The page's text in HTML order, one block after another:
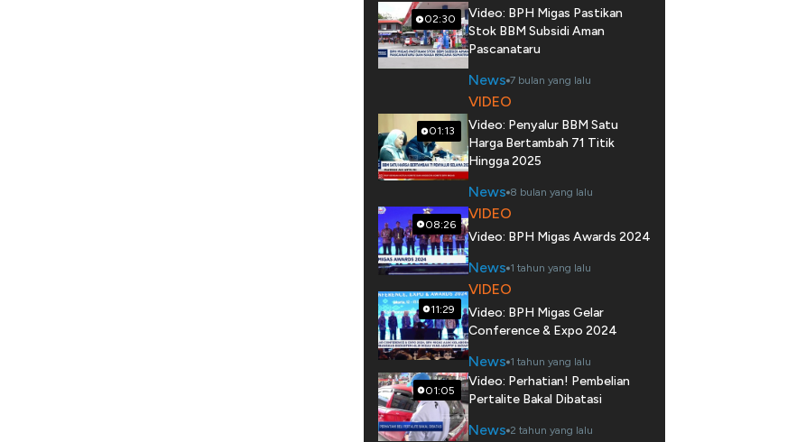
02:30
Video: BPH Migas Pastikan
Stok BBM Subsidi Aman
Pascanataru
News 7 bulan yang lalu
01:13
VIDEO
Video: Penyalur BBM Satu
Harga Bertambah 71 Titik
Hingga 2025
News 8 bulan yang lalu
08:26
VIDEO
Video: BPH Migas Awards 2024
News 1 tahun yang lalu
11:29
VIDEO
Video: BPH Migas Gelar
Conference & Expo 2024
News 1 tahun yang lalu
01:05
Video: Perhatian! Pembelian
Pertalite Bakal Dibatasi
News 2 tahun yang lalu